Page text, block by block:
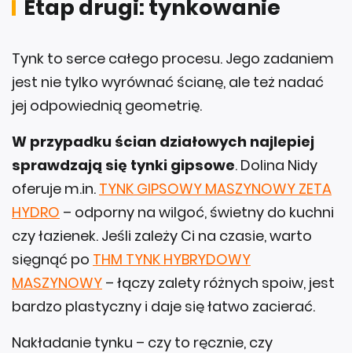
Etap drugi: tynkowanie
Tynk to serce całego procesu. Jego zadaniem
jest nie tylko wyrównać ścianę, ale też nadać
jej odpowiednią geometrię.
W przypadku ścian działowych najlepiej
sprawdzają się tynki gipsowe. Dolina Nidy
oferuje m.in. TYNK GIPSOWY MASZYNOWY ZETA
HYDRO – odporny na wilgoć, świetny do kuchni
czy łazienek. Jeśli zależy Ci na czasie, warto
sięgnąć po THM TYNK HYBRYDOWY
MASZYNOWY – łączy zalety różnych spoiw, jest
bardzo plastyczny i daje się łatwo zacierać.
Nakładanie tynku – czy to ręcznie, czy